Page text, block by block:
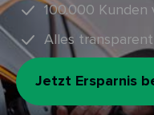
100.000 Kunden
Alles
Jetzt Ersparnis